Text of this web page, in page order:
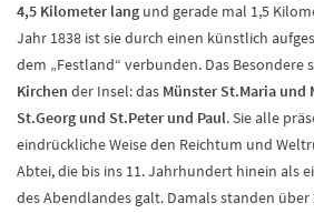
4,5 Kilometer lang und gerade mal 1,5
Jahr 1838 ist sie durch einen künstlich
dem „Festland“ verbunden. Das Besondere
Kirchen der Insel: das Münster St.Maria und
St.Georg und St.Peter und Paul. Sie alle
eindrückliche Weise den Reichtum und
Abtei, die bis ins 11. Jahrhundert hinein als
des Abendlandes galt. Damals standen